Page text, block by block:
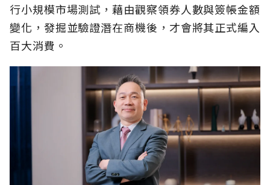
行小規模市場測試，藉由觀察領券人數與簽帳金額
變化，發掘並驗證潛在商機後，才會將其正式編入
百大消費。